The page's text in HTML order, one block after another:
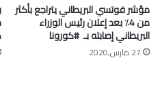
مؤشر فوتسي البريطاني يتراجع بأكثر
من 4٪ بعد إعلان رئيس الوزراء
البريطاني إصابته بـ ⁧ #كورونا⁩
27 مارس,2020